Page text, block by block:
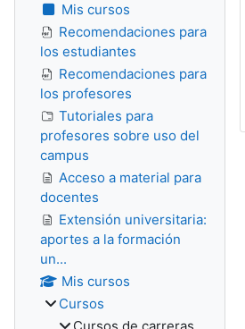
Mis cursos
Recomendaciones para
los estudiantes
Recomendaciones para
los profesores
Tutoriales para
profesores sobre uso del
campus
Acceso a material para
docentes
Extensión universitaria:
aportes a la formación
un...
Mis cursos
Cursos